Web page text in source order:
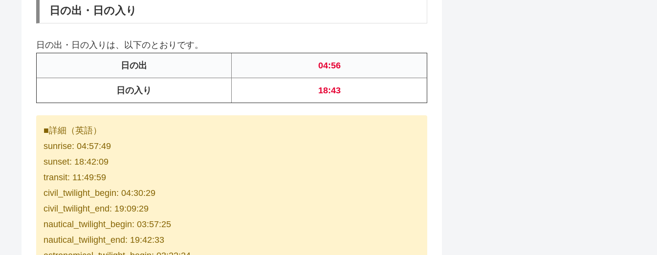
日の出・日の入り
日の出・日の入りは、以下のとおりです。
日の出 04:56
日の入り 18:43
■詳細（英語）
sunrise: 04:57:49
sunset: 18:42:09
transit: 11:49:59
civil_twilight_begin: 04:30:29
civil_twilight_end: 19:09:29
nautical_twilight_begin: 03:57:25
nautical_twilight_end: 19:42:33